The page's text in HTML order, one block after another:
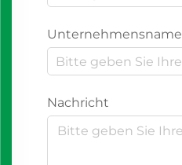
Unternehmensname
Nachricht